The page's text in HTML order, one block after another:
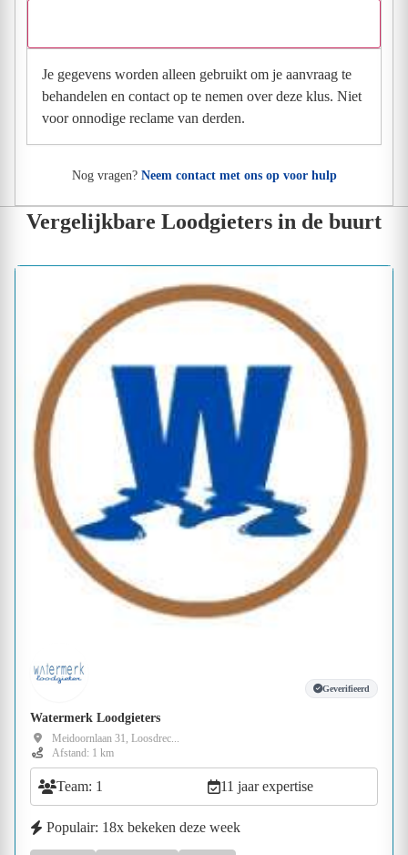
Je gegevens worden alleen gebruikt om je aanvraag te
behandelen en contact op te nemen over deze klus. Niet
voor onnodige reclame van derden.
Nog vragen? Neem contact met ons op voor hulp
Vergelijkbare Loodgieters in de buurt
Geverifieerd
Watermerk Loodgieters
Meidoornlaan 31, Loosdrec...
Afstand: 1 km
Team: 1 11 jaar expertise
Populair: 18x bekeken deze week